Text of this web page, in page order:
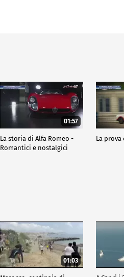
01:57
La storia di Alfa Romeo -
Romantici e nostalgici
La prova
01:03